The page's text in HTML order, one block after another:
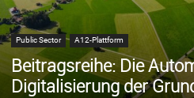
Public Sector A12-Plattform
Beitragsreihe: Die
Digitalisierung der